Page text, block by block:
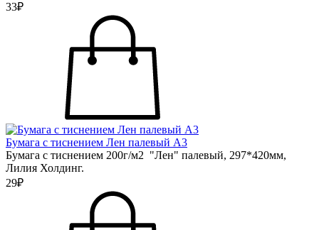
33₽
Бумага с тиснением Лен палевый А3
Бумага с тиснением 200г/м2 "Лен" палевый, 297*420мм,
Лилия Холдинг.
29₽